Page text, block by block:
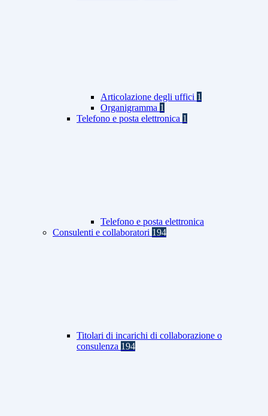
Articolazione degli uffici 1
Organigramma 1
Telefono e posta elettronica 1
Telefono e posta elettronica
Consulenti e collaboratori 194
Titolari di incarichi di collaborazione o
consulenza 194